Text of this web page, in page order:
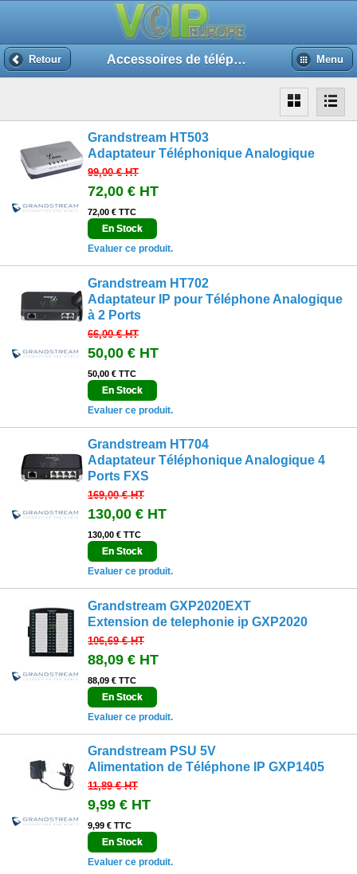
Retour Accessoires de téléphone Menu
Grandstream HT503
Adaptateur Téléphonique Analogique
99,00 €HT
72,00 € HT
72,00 € TTC
En Stock
Evaluer ce produit.
Grandstream HT702
Adaptateur IP pour Téléphone Analogique
à 2 Ports
66,00 €HT
50,00 € HT
50,00 € TTC
En Stock
Evaluer ce produit.
Grandstream HT704
Adaptateur Téléphonique Analogique 4
Ports FXS
169,00 €HT
130,00 € HT
130,00 € TTC
En Stock
Evaluer ce produit.
Grandstream GXP2020EXT
Extension de telephonie ip GXP2020
106,69 €HT
88,09 € HT
88,09 € TTC
En Stock
Evaluer ce produit.
Grandstream PSU 5V
Alimentation de Téléphone IP GXP1405
11,89 €HT
9,99 € HT
9,99 € TTC
En Stock
Evaluer ce produit.